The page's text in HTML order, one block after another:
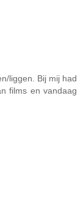
liggen. Bij mij had
films en vandaag